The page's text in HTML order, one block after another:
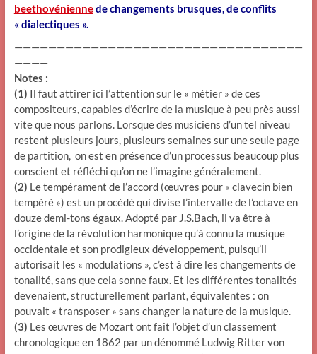
beethovéniennede changements brusques, de conflits
« dialectiques ».
——————————————————————————————————
————
Notes :
(1) Il faut attirer ici l’attention sur le « métier » de ces
compositeurs, capables d’écrire de la musique à peu près aussi
vite que nous parlons. Lorsque des musiciens d’un tel niveau
restent plusieurs jours, plusieurs semaines sur une seule page
de partition, on est en présence d’un processus beaucoup plus
conscient et réfléchi qu’on ne l’imagine généralement.
(2) Le tempérament de l’accord (œuvres pour « clavecin bien
tempéré ») est un procédé qui divise l’intervalle de l’octave en
douze demi-tons égaux. Adopté par J.S.Bach, il va être à
l’origine de la révolution harmonique qu’à connu la musique
occidentale et son prodigieux développement, puisqu’il
autorisait les « modulations », c’est à dire les changements de
tonalité, sans que cela sonne faux. Et les différentes tonalités
devenaient, structurellement parlant, équivalentes : on
pouvait « transposer » sans changer la nature de la musique.
(3) Les œuvres de Mozart ont fait l’objet d’un classement
chronologique en 1862 par un dénommé Ludwig Ritter von